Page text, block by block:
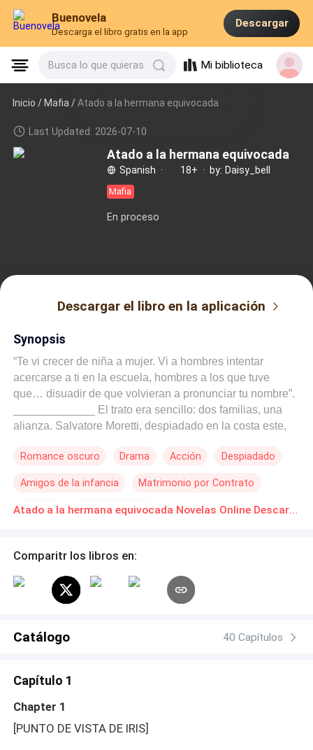
Buenovela
Descarga el libro gratis en la app
Descargar
Busca lo que quieras Mi biblioteca
Inicio /Mafia /Atado a la hermana equivocada
Last Updated: 2026-07-10
Atado a la hermana equivocada
Spanish · 18+ · by: Daisy_bell
Mafia
En proceso
Descargar el libro en la aplicación
Synopsis
“Te vi crecer de niña a mujer. Vi a hombres intentar
acercarse a ti en la escuela, hombres a los que tuve
que… disuadir de que volvieran a pronunciar tu nombre”.
_____________ El trato era sencillo: dos familias, una
alianza. Salvatore Moretti, despiadado en la costa este,
poner fin a una enemistad ancestral de una década. Sofía
mafia. Pero Salvatore no quiere a Sofía. Durante cinco
años, su cámara, sus hombres y su propia mirada han
destruido a cualquier hombre que se haya atrevido a
firmado, la boda está programada y Salvatore se muda a
la mansión Russo. Pero mientras está en el altar, no mira
irá sin ella.
Romance oscuro Drama Acción Despiadado
Amigos de la infancia Matrimonio por Contrato
Traición Novia Sustituta Atado a la hermana equivocada Novelas Online Descarga gratuita de PDF
Comparitr los libros en:
Catálogo 40 Capítulos
Capítulo 1
Chapter 1
[PUNTO DE VISTA DE IRIS]